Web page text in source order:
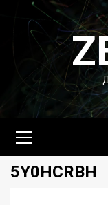
Перейти
содержимому
меню
5Y0HCRBH